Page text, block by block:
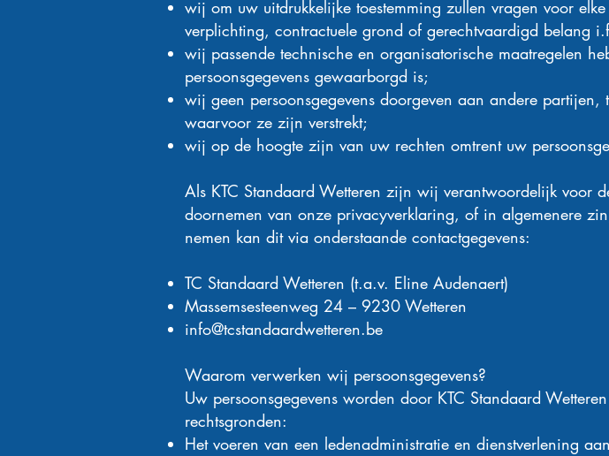
wij om uw uitdrukkelijke toestemming zullen vragen voor
verplichting, contractuele grond of gerechtvaardigd belang
wij passende technische en organisatorische maatregelen
persoonsgegevens gewaarborgd is;
wij geen persoonsgegevens doorgeven aan andere
waarvoor ze zijn verstrekt;
wij op de hoogte zijn van uw rechten omtrent uw
Als KTC Standaard Wetteren zijn wij verantwoordelijk voor
doornemen van onze privacyverklaring, of in algemenere
nemen kan dit via onderstaande contactgegevens:
TC Standaard Wetteren (t.a.v. Eline Audenaert)
Massemsesteenweg 24 – 9230 Wetteren
info@tcstandaardwetteren.be
Waarom verwerken wij persoonsgegevens?
Uw persoonsgegevens worden door KTC Standaard
rechtsgronden:
Het voeren van een ledenadministratie en dienstverlening